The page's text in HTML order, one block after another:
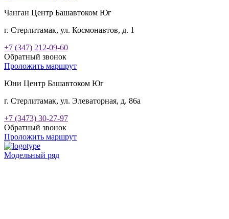
Чанган Центр Башавтоком Юг
г. Стерлитамак, ул. Космонавтов, д. 1
+7 (347) 212-09-60
Обратный звонок
Проложить маршрут
Юни Центр Башавтоком Юг
г. Стерлитамак, ул. Элеваторная, д. 86а
+7 (3473) 30-27-97
Обратный звонок
Проложить маршрут
Модельный ряд